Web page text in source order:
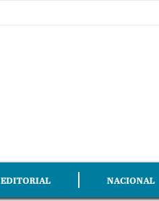
EDITORIAL NACIONAL